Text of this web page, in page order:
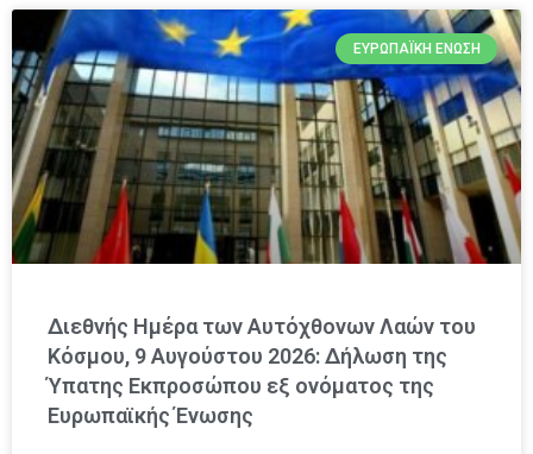
ΕΥΡΩΠΑΪΚΉ ΈΝΩΣΗ
Διεθνής Ημέρα των Αυτόχθονων Λαών του
Κόσμου, 9 Αυγούστου 2026: Δήλωση της
Ύπατης Εκπροσώπου εξ ονόματος της
Ευρωπαϊκής Ένωσης